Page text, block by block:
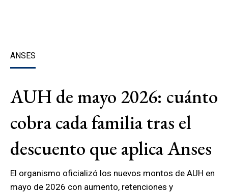
ANSES
AUH de mayo 2026: cuánto
cobra cada familia tras el
descuento que aplica Anses
El organismo oficializó los nuevos montos de AUH en
mayo de 2026 con aumento, retenciones y